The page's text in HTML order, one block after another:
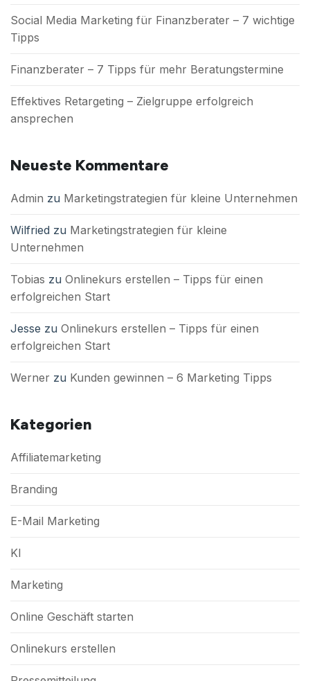
Social Media Marketing für Finanzberater – 7 wichtige
Tipps
Finanzberater – 7 Tipps für mehr Beratungstermine
Effektives Retargeting – Zielgruppe erfolgreich
ansprechen
Neueste Kommentare
Admin zu Marketingstrategien für kleine Unternehmen
Wilfried zu Marketingstrategien für kleine
Unternehmen
Tobias zu Onlinekurs erstellen – Tipps für einen
erfolgreichen Start
Jesse zu Onlinekurs erstellen – Tipps für einen
erfolgreichen Start
Werner zu Kunden gewinnen – 6 Marketing Tipps
Kategorien
Affiliatemarketing
Branding
E-Mail Marketing
KI
Marketing
Online Geschäft starten
Onlinekurs erstellen